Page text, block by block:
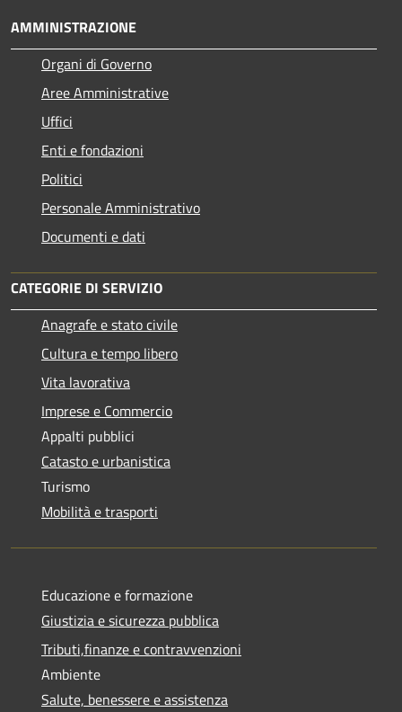
AMMINISTRAZIONE
Organi di Governo
Aree Amministrative
Uffici
Enti e fondazioni
Politici
Personale Amministrativo
Documenti e dati
CATEGORIE DI SERVIZIO
Anagrafe e stato civile
Cultura e tempo libero
Vita lavorativa
Imprese e Commercio
Appalti pubblici
Catasto e urbanistica
Turismo
Mobilità e trasporti
Educazione e formazione
Giustizia e sicurezza pubblica
Tributi,finanze e contravvenzioni
Ambiente
Salute, benessere e assistenza